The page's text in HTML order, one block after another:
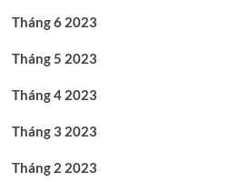
Tháng 6 2023
Tháng 5 2023
Tháng 4 2023
Tháng 3 2023
Tháng 2 2023